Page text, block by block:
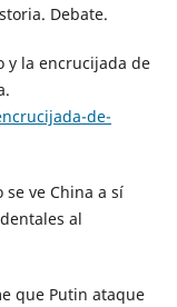
Debate.
y la encrucijada de
de-
se ve China a sí
al
que Putin ataque